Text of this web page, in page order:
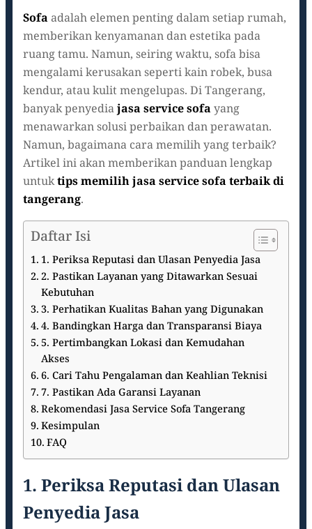
Sofaadalah elemen penting dalam setiap rumah,
memberikan kenyamanan dan estetika pada
ruang tamu. Namun, seiring waktu, sofa bisa
mengalami kerusakan seperti kain robek, busa
kendur, atau kulit mengelupas. Di Tangerang,
banyak penyediajasa service sofayang
menawarkan solusi perbaikan dan perawatan.
Namun, bagaimana cara memilih yang terbaik?
Artikel ini akan memberikan panduan lengkap
untuktips memilih jasa service sofa terbaik di
tangerang.
Daftar Isi
1. Periksa Reputasi dan Ulasan Penyedia Jasa
2. Pastikan Layanan yang Ditawarkan Sesuai
Kebutuhan
3. Perhatikan Kualitas Bahan yang Digunakan
4. Bandingkan Harga dan Transparansi Biaya
5. Pertimbangkan Lokasi dan Kemudahan
Akses
6. Cari Tahu Pengalaman dan Keahlian Teknisi
7. Pastikan Ada Garansi Layanan
Rekomendasi Jasa Service Sofa Tangerang
Kesimpulan
FAQ
1. Periksa Reputasi dan Ulasan
Penyedia Jasa